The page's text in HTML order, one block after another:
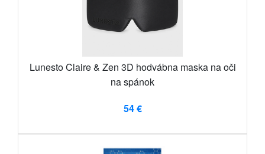
Lunesto Claire & Zen 3D hodvábna maska ​​na oči
na spánok
54 €